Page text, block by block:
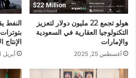
هولو تجمع 22 مليون دولار لتعزيز
التكنولوجيا العقارية في السعودية
والإمارات
أغسطس 25, 2025
الإنتاج
أبريل 1, 2026